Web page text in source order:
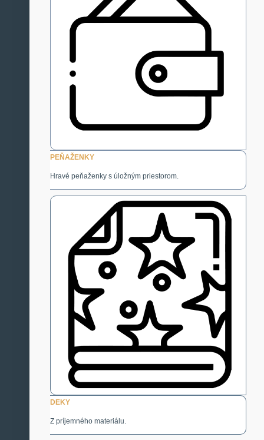
PEŇAŽENKY
Hravé peňaženky s úložným priestorom.
DEKY
Z príjemného materiálu.